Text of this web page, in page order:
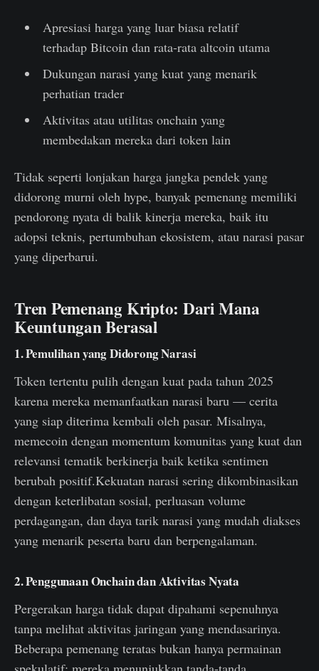
Apresiasi harga yang luar biasa relatif
terhadap Bitcoin dan rata-rata altcoin utama
Dukungan narasi yang kuat yang menarik
perhatian trader
Aktivitas atau utilitas onchain yang
membedakan mereka dari token lain
Tidak seperti lonjakan harga jangka pendek yang
didorong murni oleh hype, banyak pemenang memiliki
pendorong nyata di balik kinerja mereka, baik itu
adopsi teknis, pertumbuhan ekosistem, atau narasi pasar
yang diperbarui.
Tren Pemenang Kripto: Dari Mana
Keuntungan Berasal
1. Pemulihan yang Didorong Narasi
Token tertentu pulih dengan kuat pada tahun 2025
karena mereka memanfaatkan narasi baru — cerita
yang siap diterima kembali oleh pasar. Misalnya,
memecoin dengan momentum komunitas yang kuat dan
relevansi tematik berkinerja baik ketika sentimen
berubah positif.Kekuatan narasi sering dikombinasikan
dengan keterlibatan sosial, perluasan volume
perdagangan, dan daya tarik narasi yang mudah diakses
yang menarik peserta baru dan berpengalaman.
2. Penggunaan Onchain dan Aktivitas Nyata
Pergerakan harga tidak dapat dipahami sepenuhnya
tanpa melihat aktivitas jaringan yang mendasarinya.
Beberapa pemenang teratas bukan hanya permainan